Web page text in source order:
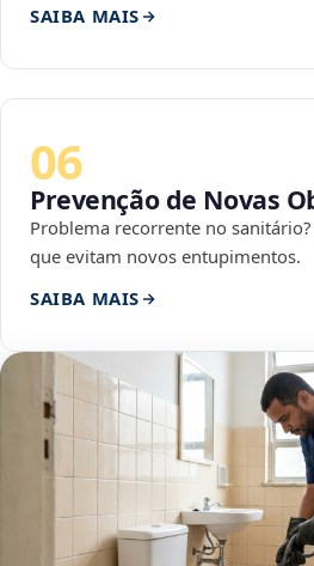
SAIBA MAIS
06
Prevenção de Novas
Problema recorrente no
que evitam novos entupimentos.
SAIBA MAIS